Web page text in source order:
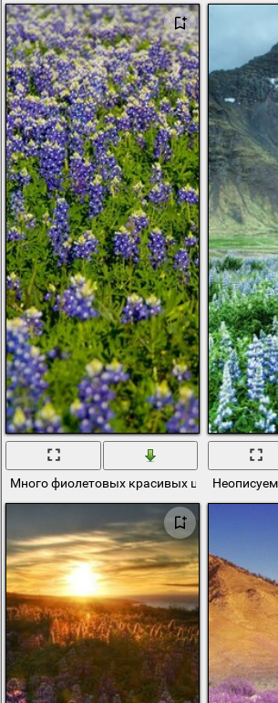
Много фиолетовых красивых цветов в